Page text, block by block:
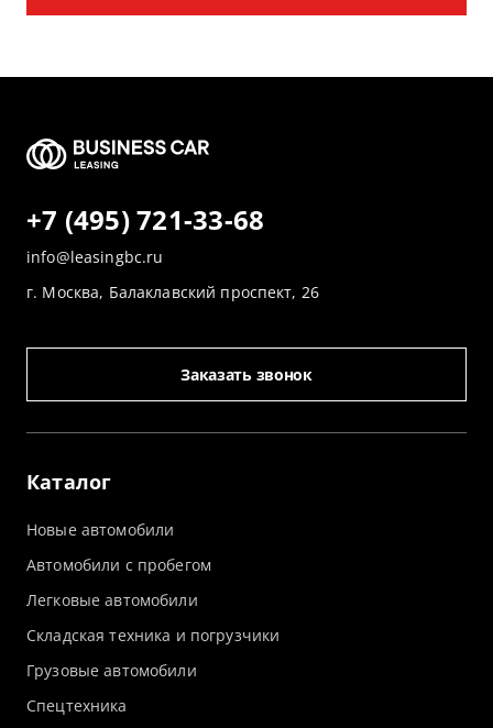
Каталог
Новые автомобили
Автомобили с пробегом
Легковые автомобили
Складская техника и погрузчики
Грузовые автомобили
Спецтехника
+7 (495) 721-33-68
info@leasingbc.ru
г. Москва, Балаклавский проспект, 26
Заказать звонок